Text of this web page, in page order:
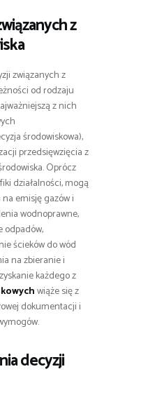
z
związanych z
od rodzaju
z nich
środowiskowa),
przedsięwzięcia z
Oprócz
działalności, mogą
emisję gazów i
wodnoprawne,
odpadów,
ścieków do wód
na zbieranie i
każdego z
wiąże się z
dokumentacji i
decyzji